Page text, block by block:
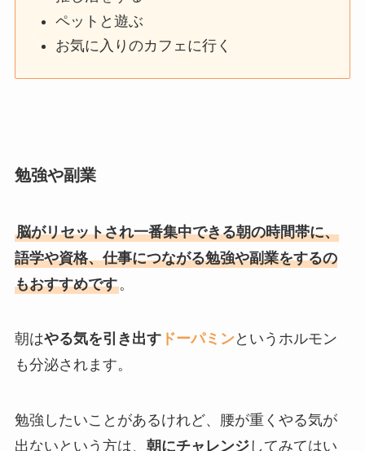
ペットと遊ぶ
お気に入りのカフェに行く
勉強や副業
脳がリセットされ一番集中できる朝の時間帯に、
語学や資格、仕事につながる勉強や副業をするの
もおすすめです。
朝はやる気を引き出すドーパミン というホルモン
も分泌されます。
勉強したいことがあるけれど、腰が重くやる気が
出ないという方は、 朝にチャレンジしてみてはい